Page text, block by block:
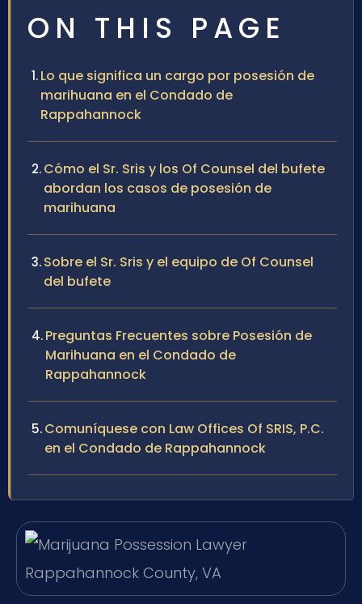
ON THIS PAGE
Lo que significa un cargo por posesión de
marihuana en el Condado de
Rappahannock
Cómo el Sr. Sris y los Of Counsel del bufete
abordan los casos de posesión de
marihuana
Sobre el Sr. Sris y el equipo de Of Counsel
del bufete
Preguntas Frecuentes sobre Posesión de
Marihuana en el Condado de
Rappahannock
Comuníquese con Law Offices Of SRIS, P.C.
en el Condado de Rappahannock